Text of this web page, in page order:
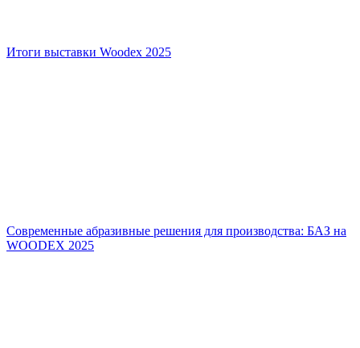
Итоги выставки Woodex 2025
Современные абразивные решения для производства: БАЗ на
WOODEX 2025